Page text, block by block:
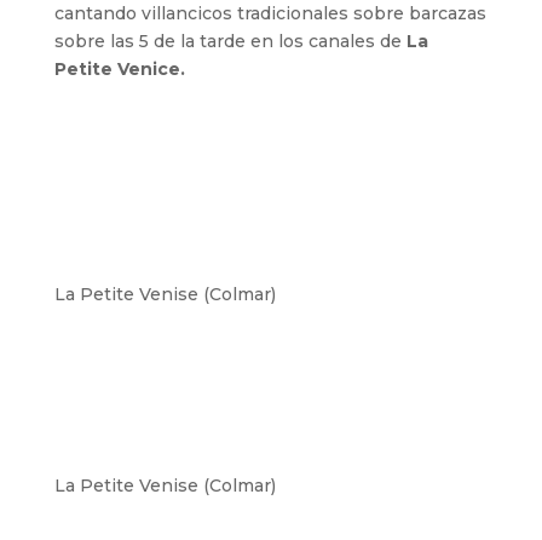
cantando villancicos tradicionales sobre barcazas
sobre las 5 de la tarde en los canales de La
Petite Venice.
La Petite Venise (Colmar)
La Petite Venise (Colmar)